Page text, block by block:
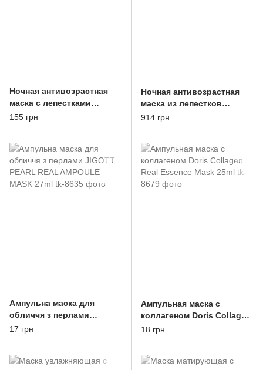
Ночная антивозрастная
маска с лепестками
календулы мини
Mask
155 грн
Ночная антивозрастная
маска из лепестков
календулы Mary&May
914 грн
Ампульна маска для
обличчя з перлами
JIGOTT PEARL REAL
17 грн
Ампульная маска с
коллагеном Doris Collagen
Real Essence Mask 25ml
18 грн